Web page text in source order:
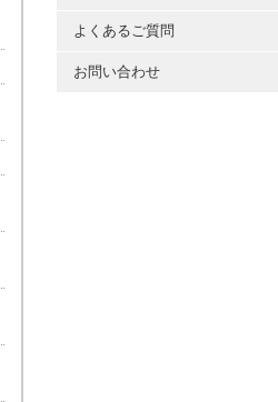
よくあるご質問
お問い合わせ